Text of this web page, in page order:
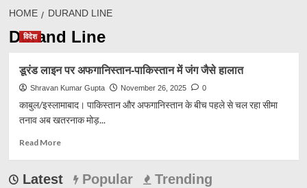
HOME DURAND LINE
Durand Line
विदेश
डूरंड लाइन पर अफगानिस्तान-पाकिस्तान में जंग जैसे हालात
Shravan Kumar Gupta November 26, 2025 0
काबुल/इस्लामाबाद। पाकिस्तान और अफगानिस्तान के बीच पहले से चल रहा सीमा
तनाव अब खतरनाक मोड़...
Read MoreRead
डूरंड
Latest Popular Trending